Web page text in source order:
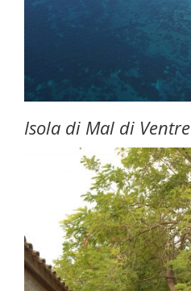
Isola di Mal di Ventre